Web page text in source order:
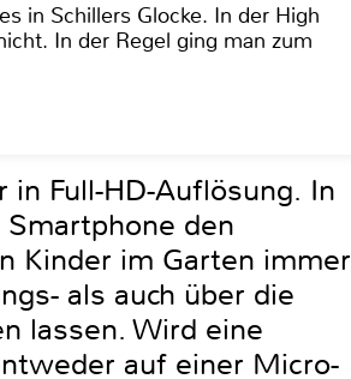
in Schillers Glocke. In der High
In der Regel ging man zum
Full-HD-Auflösung. In
den
Kinder im Garten immer
als auch über die
lassen. Wird eine
auf einer Micro-